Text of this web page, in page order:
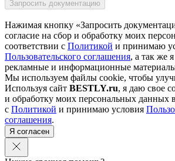
Нажимая кнопку «Запросить
согласие на сбор и обработку моих
соответствии с Политикой и принимаю
Пользовательского соглашения, а так же
рекламные и информационные
Мы используем файлы cookie, чтобы
Используя сайт BESTLY.ru, я даю свое
и обработку моих персональных данных
с Политикой и принимаю условия
соглашения.
Я согласен